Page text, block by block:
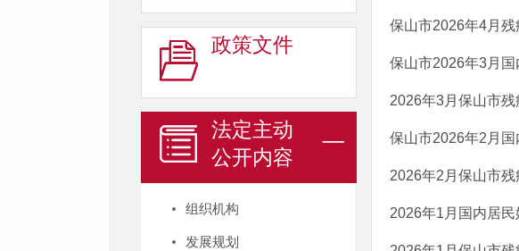
政策文件
法定主动
公开内容
组织机构
发展规划
保山市2026年4月
保山市2026年3月
2026年3月保山市
保山市2026年2月
2026年2月保山市
2026年1月国内居民